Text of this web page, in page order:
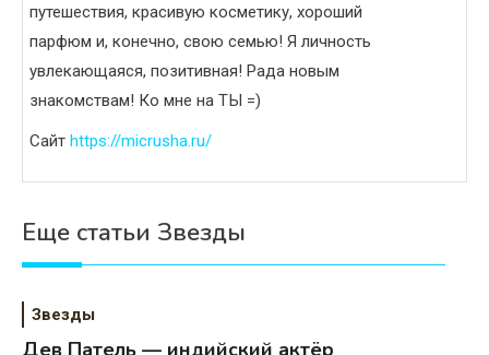
путешествия, красивую косметику, хороший
парфюм и, конечно, свою семью! Я личность
увлекающаяся, позитивная! Рада новым
знакомствам! Ко мне на ТЫ =)
Сайт https://micrusha.ru/
Еще статьи Звезды
Звезды
Дев Патель — индийский актёр